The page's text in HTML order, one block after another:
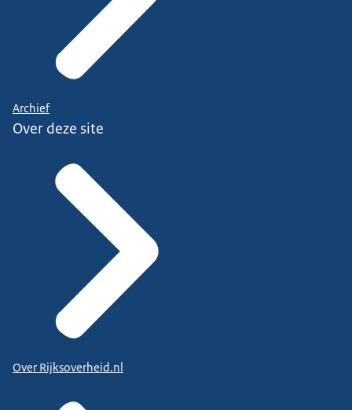
Archief
Over deze site
Over Rijksoverheid.nl